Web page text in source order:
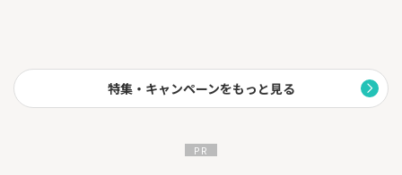
特集・キャンペーンをもっと見る